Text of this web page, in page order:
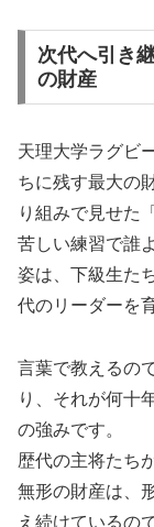
次代へ引き
の財産
天理大学ラグビ
ちに残す最大の
り組みで見せた
苦しい練習で誰
姿は、下級生た
代のリーダーを
言葉で教えるの
り、それが何十
の強みです。
歴代の主将たち
無形の財産は、
え続けているの